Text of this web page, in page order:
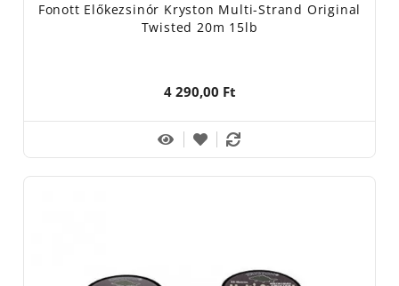
Fonott Előkezsinór Kryston Multi-Strand Original
Twisted 20m 15lb
4 290,00 Ft